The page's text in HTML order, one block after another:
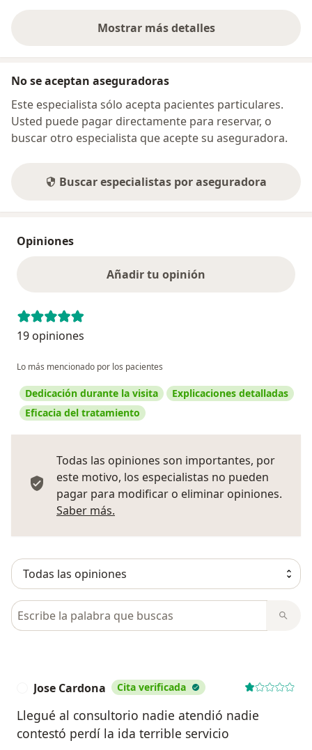
Mostrar más detalles
sobre la dirección
No se aceptan aseguradoras
Este especialista sólo acepta pacientes particulares.
Usted puede pagar directamente para reservar, o
buscar otro especialista que acepte su aseguradora.
Buscar especialistas por aseguradora
Opiniones
Añadir tu opinión
19 opiniones
Lo más mencionado por los pacientes
Dedicación durante la visita
Explicaciones detalladas
Eficacia del tratamiento
Todas las opiniones son importantes, por
este motivo, los especialistas no pueden
pagar para modificar o eliminar opiniones.
Saber más.
Busca en opiniones
Jose Cardona Cita verificada
Llegué al consultorio nadie atendió nadie
contestó perdí la ida terrible servicio